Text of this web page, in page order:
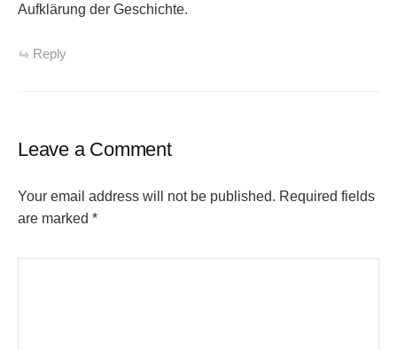
Aufklärung der Geschichte.
Reply
Leave a Comment
Your email address will not be published. Required fields
are marked *